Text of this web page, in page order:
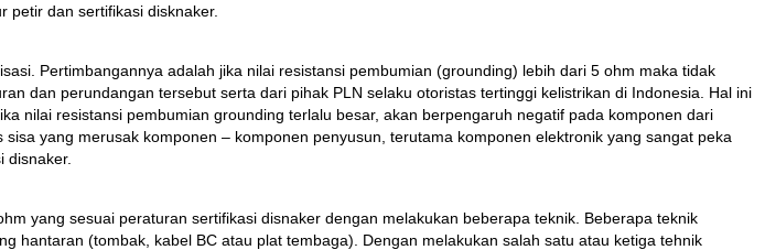
petir dan sertifikasi disknaker.
Pertimbangannya adalah jika nilai resistansi pembumian (grounding) lebih dari 5 ohm maka tidak
dan perundangan tersebut serta dari pihak PLN selaku otoristas tertinggi kelistrikan di Indonesia. Hal ini
nilai resistansi pembumian grounding terlalu besar, akan berpengaruh negatif pada komponen dari
yang merusak komponen – komponen penyusun, terutama komponen elektronik yang sangat peka
disnaker.
yang sesuai peraturan sertifikasi disnaker dengan melakukan beberapa teknik. Beberapa teknik
hantaran (tombak, kabel BC atau plat tembaga). Dengan melakukan salah satu atau ketiga tehnik